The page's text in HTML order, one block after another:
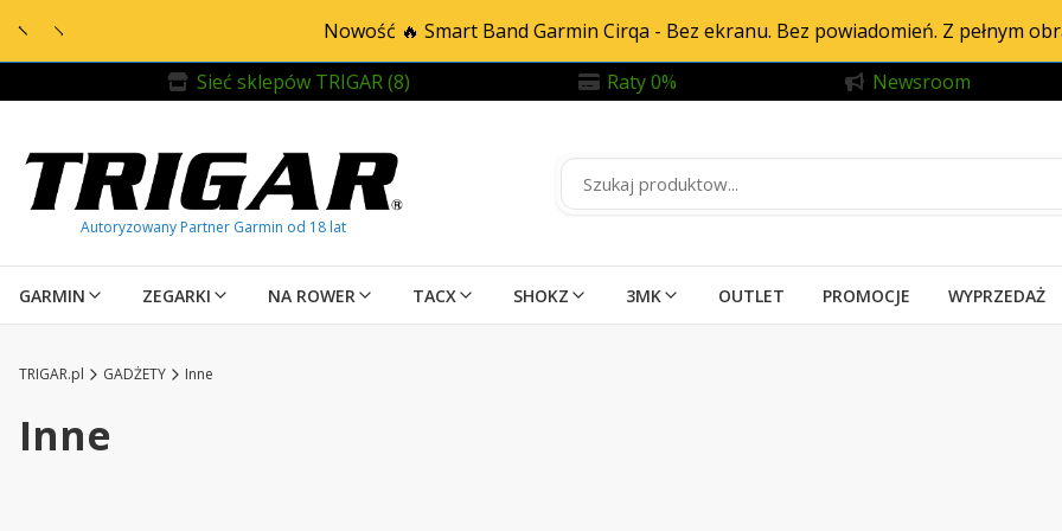
Nowość 🔥 Smart Band Garmin Cirqa - Bez ekranu. Bez powiadomień. Z pełnym
Sieć sklepów TRIGAR (8)
Raty 0% Newsroom
GARMIN ZEGARKI NA ROWER TACX SHOKZ 3MK OUTLET PROMOCJE WYPRZEDAŻ
TRIGAR.pl GADŻETY Inne
Inne